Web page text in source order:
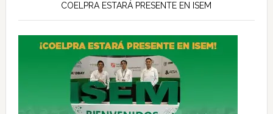
COELPRA ESTARÁ PRESENTE EN ISEM